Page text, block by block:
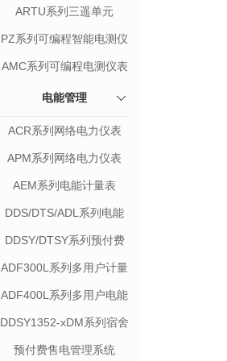
ARTU系列三遥单元
PZ系列可编程智能电测仪
表
AMC系列可编程电测仪表
电能管理
ACR系列网络电力仪表
APM系列网络电力仪表
AEM系列电能计量表
DDS/DTS/ADL系列电能
计量表
DDSY/DTSY系列预付费
ADF300L系列多用户计量
ADF400L系列多用户电能
DDSY1352-xDM系列宿舍
用电管理终端
预付费售电管理系统